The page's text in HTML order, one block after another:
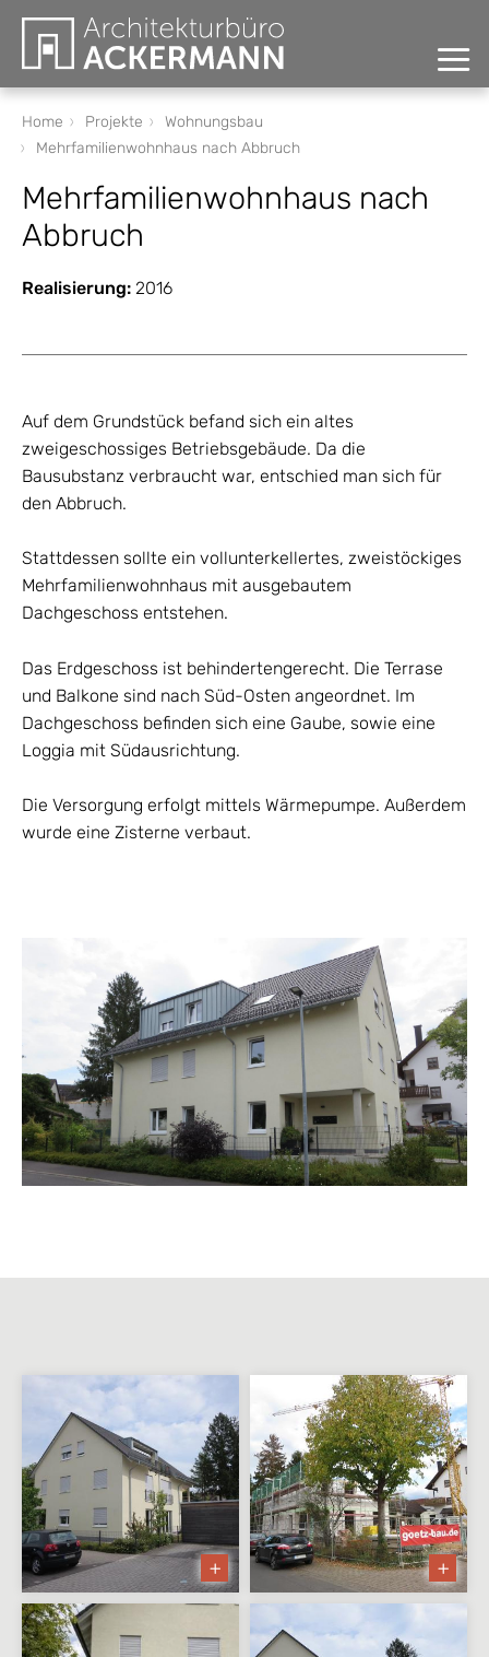
HOME
GUTACHTEN
PROJEKTE
Wohnen am Weinberg
Umbau und Sanierung mit
Tonnendach
2-Familienwohnhaus mit
3-Familienwohnhaus in
Aschaffenburg-Damm
Umbau und Sanierung
Mehrfamilienwohnhaus in
Goldbach
Dachgeschossausbau in
Haibach
Sanierung und
Dachgeschossausbau
Einfamilienwohnhaus
Mehrfamilienwohnhaus nach
Abbruch
Wohnhausumbau in Wörth
Home Projekte
Wohnungsbau
Mehrfamilienwohnhaus nach Abbruch
Mehrfamilienwohnhaus nach
Abbruch
Realisierung:2016
Auf dem Grundstück befand sich ein altes
zweigeschossiges Betriebsgebäude. Da die
Bausubstanz verbraucht war, entschied man sich für
den Abbruch.
Stattdessen sollte ein vollunterkellertes, zweistöckiges
Mehrfamilienwohnhaus mit ausgebautem
Dachgeschoss entstehen.
Das Erdgeschoss ist behindertengerecht. Die Terrase
und Balkone sind nach Süd-Osten angeordnet. Im
Dachgeschoss befinden sich eine Gaube, sowie eine
Loggia mit Südausrichtung.
Die Versorgung erfolgt mittels Wärmepumpe. Außerdem
wurde eine Zisterne verbaut.